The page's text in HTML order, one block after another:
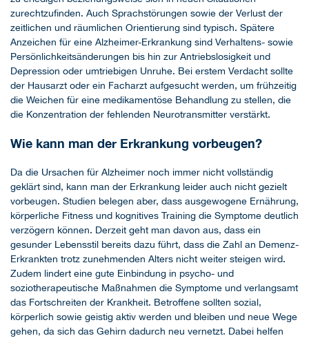
zurechtzufinden. Auch Sprachstörungen sowie der Verlust der
zeitlichen und räumlichen Orientierung sind typisch. Spätere
Anzeichen für eine Alzheimer-Erkrankung sind Verhaltens- sowie
Persönlichkeitsänderungen bis hin zur Antriebslosigkeit und
Depression oder umtriebigen Unruhe. Bei erstem Verdacht sollte
der Hausarzt oder ein Facharzt aufgesucht werden, um frühzeitig
die Weichen für eine medikamentöse Behandlung zu stellen, die
die Konzentration der fehlenden Neurotransmitter verstärkt.
Wie kann man der Erkrankung vorbeugen?
Da die Ursachen für Alzheimer noch immer nicht vollständig
geklärt sind, kann man der Erkrankung leider auch nicht gezielt
vorbeugen. Studien belegen aber, dass ausgewogene Ernährung,
körperliche Fitness und kognitives Training die Symptome deutlich
verzögern können. Derzeit geht man davon aus, dass ein
gesunder Lebensstil bereits dazu führt, dass die Zahl an Demenz-
Erkrankten trotz zunehmenden Alters nicht weiter steigen wird.
Zudem lindert eine gute Einbindung in psycho- und
soziotherapeutische Maßnahmen die Symptome und verlangsamt
das Fortschreiten der Krankheit. Betroffene sollten sozial,
körperlich sowie geistig aktiv werden und bleiben und neue Wege
gehen, da sich das Gehirn dadurch neu vernetzt. Dabei helfen